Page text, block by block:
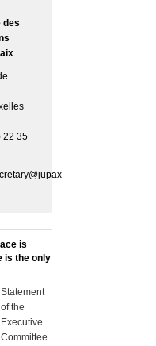
des
22 35
is
is the only
Statement
of the
Executive
Committee